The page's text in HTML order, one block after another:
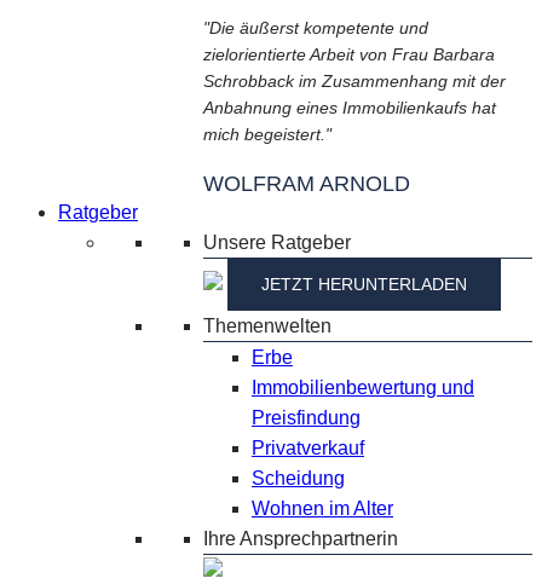
"Die äußerst kompetente und
zielorientierte Arbeit von Frau Barbara
Schrobback im Zusammenhang mit der
Anbahnung eines Immobilienkaufs hat
mich begeistert."
WOLFRAM ARNOLD
Ratgeber
Unsere Ratgeber
JETZT HERUNTERLADEN
Themenwelten
Erbe
Immobilienbewertung und
Preisfindung
Privatverkauf
Scheidung
Wohnen im Alter
Ihre Ansprechpartnerin